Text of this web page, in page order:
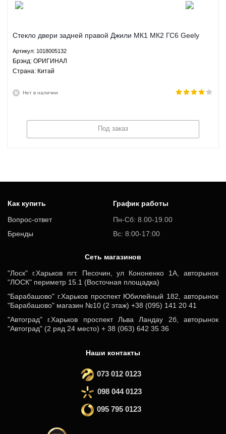
Стекло двери задней правой Джили МК1 МК2 ГС6 Geely
Артикул: 1018005132
Брэнд: ОРИГИНАЛ
Страна: Китай
Нет в наличии
Под заказ
Как купить
Вопрос-ответ
Бренды
График работы
Пн-Сб: 8.00-19.00
Вс: 8:00-17:00
Cеть магазинов
"Лоск" г.Харьков пгт. Песочин, ул Кононенко 1А, авторынок
"ЛОСК" периметр 15.1 (Восточная площадка)
"Барабашово" г.Харьков проспект Юбилейный 182, авторынок
"Барабашово" магазин №10 (2 этаж) +38 (095) 141 20 41
"Автоград" г.Харьков проспект Льва Ландау 2б, авторынок
"Автоград" (2 ряд 24 место) + 38 (063) 642 35 36
Наши контакты
073 012 0123
098 044 0123
095 795 0123